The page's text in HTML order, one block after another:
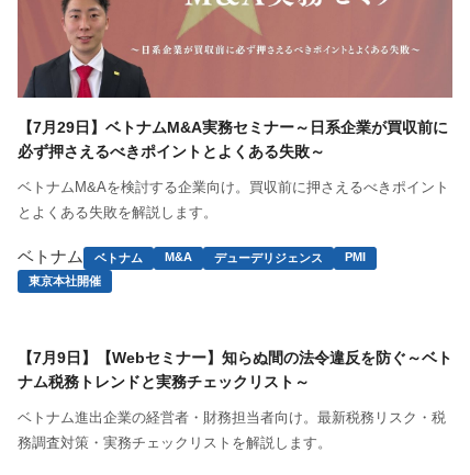
【7月29日】ベトナムM&A実務セミナー～日系企業が買収前に
必ず押さえるべきポイントとよくある失敗～
ベトナムM&Aを検討する企業向け。買収前に押さえるべきポイント
とよくある失敗を解説します。
ベトナム ベトナム M&A デューデリジェンス
PMI
東京本社開催
【7月9日】【Webセミナー】知らぬ間の法令違反を防ぐ～ベト
ナム税務トレンドと実務チェックリスト～
ベトナム進出企業の経営者・財務担当者向け。最新税務リスク・税
務調査対策・実務チェックリストを解説します。